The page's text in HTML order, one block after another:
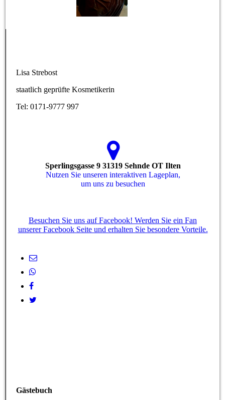
Lisa Strebost
staatlich geprüfte Kosmetikerin
Tel: 0171-9777 997
Sperlingsgasse 9 31319 Sehnde OT Ilten
Nutzen Sie unseren interaktiven La­ge­plan,
um uns zu besuchen
Besuchen Sie uns auf Facebook! Werden Sie ein Fan
unserer Facebook Seite und erhalten Sie besondere Vorteile.
Gästebuch